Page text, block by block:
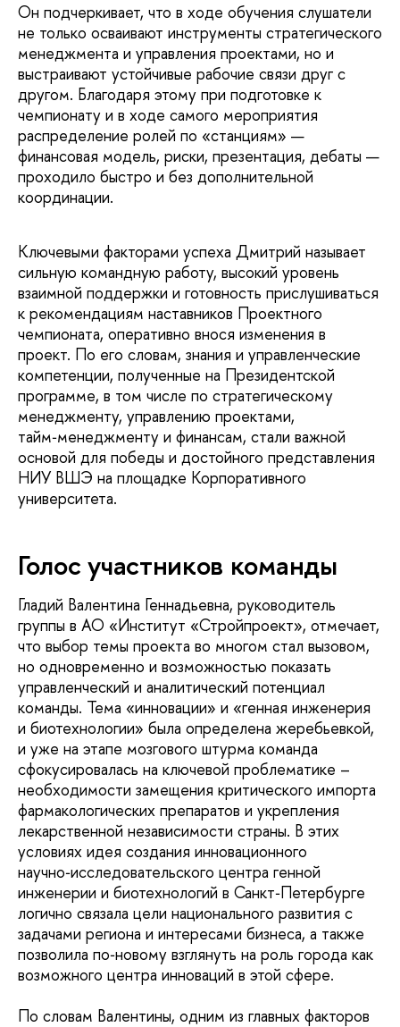
Он подчеркивает, что в ходе обучения слушатели
не только осваивают инструменты стратегического
менеджмента и управления проектами, но и
выстраивают устойчивые рабочие связи друг с
другом. Благодаря этому при подготовке к
чемпионату и в ходе самого мероприятия
распределение ролей по «станциям» —
финансовая модель, риски, презентация, дебаты —
проходило быстро и без дополнительной
координации.
Ключевыми факторами успеха Дмитрий называет
сильную командную работу, высокий уровень
взаимной поддержки и готовность прислушиваться
к рекомендациям наставников Проектного
чемпионата, оперативно внося изменения в
проект. По его словам, знания и управленческие
компетенции, полученные на Президентской
программе, в том числе по стратегическому
менеджменту, управлению проектами,
тайм‑менеджменту и финансам, стали важной
основой для победы и достойного представления
НИУ ВШЭ на площадке Корпоративного
университета.
Голос участников команды
Гладий Валентина Геннадьевна, руководитель
группы в АО «Институт «Стройпроект», отмечает,
что выбор темы проекта во многом стал вызовом,
но одновременно и возможностью показать
управленческий и аналитический потенциал
команды. Тема «инновации» и «генная инженерия
и биотехнологии» была определена жеребьевкой,
и уже на этапе мозгового штурма команда
сфокусировалась на ключевой проблематике –
необходимости замещения критического импорта
фармакологических препаратов и укрепления
лекарственной независимости страны. В этих
условиях идея создания инновационного
научно‑исследовательского центра генной
инженерии и биотехнологий в Санкт‑Петербурге
логично связала цели национального развития с
задачами региона и интересами бизнеса, а также
позволила по‑новому взглянуть на роль города как
возможного центра инноваций в этой сфере.
По словам Валентины, одним из главных факторов